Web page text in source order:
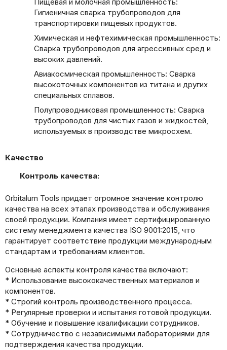
Пищевая и молочная промышленность:
Гигиеничная сварка трубопроводов для
транспортировки пищевых продуктов.
Химическая и нефтехимическая промышленность:
Сварка трубопроводов для агрессивных сред и
высоких давлений.
Авиакосмическая промышленность: Сварка
высокоточных компонентов из титана и других
специальных сплавов.
Полупроводниковая промышленность: Сварка
трубопроводов для чистых газов и жидкостей,
используемых в производстве микросхем.
Качество
Контроль качества:
Orbitalum Tools придает огромное значение контролю
качества на всех этапах производства и обслуживания
своей продукции. Компания имеет сертифицированную
систему менеджмента качества ISO 9001:2015, что
гарантирует соответствие продукции международным
стандартам и требованиям клиентов.
Основные аспекты контроля качества включают:
* Использование высококачественных материалов и
компонентов.
* Строгий контроль производственного процесса.
* Регулярные проверки и испытания готовой продукции.
* Обучение и повышение квалификации сотрудников.
* Сотрудничество с независимыми лабораториями для
подтверждения качества продукции.